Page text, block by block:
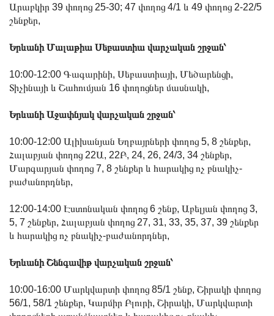
Արաբկիր 39 փողոց 25-30; 47 փողոց 4/1 և 49 փողոց 2-22/5
շենքեր,
Երևանի Մալաթիա Սեբաստիա վարչական շրջան՝
10:00-12:00 Գագարինի, Սեբաստիայի, Մեծարենցի,
Տիչինայի և Շահումյան 16 փողոցներ մասնակի,
Երևանի Աջափնյակ վարչական շրջան՝
10:00-12:00 Ալիխանյան Եղբայրների փողոց 5, 8 շենքեր,
Հալաբյան փողոց 22Ա, 22Բ, 24, 26, 24/3, 34 շենքեր,
Մարգարյան փողոց 7, 8 շենքեր և հարակից ոչ բնակիչ-
բաժանորդներ,
12:00-14:00 Էստոնական փողոց 6 շենք, Աբելյան փողոց 3,
5, 7 շենքեր, Հալաբյան փողոց 27, 31, 33, 35, 37, 39 շենքեր
և հարակից ոչ բնակիչ-բաժանորդներ,
Երևանի Շենգավիթ վարչական շրջան՝
10:00-16:00 Մարկվարտի փողոց 85/1 շենք, Շիրակի փողոց
56/1, 58/1 շենքեր, Կարմիր Բլուրի, Շիրակի, Մարկվարտի